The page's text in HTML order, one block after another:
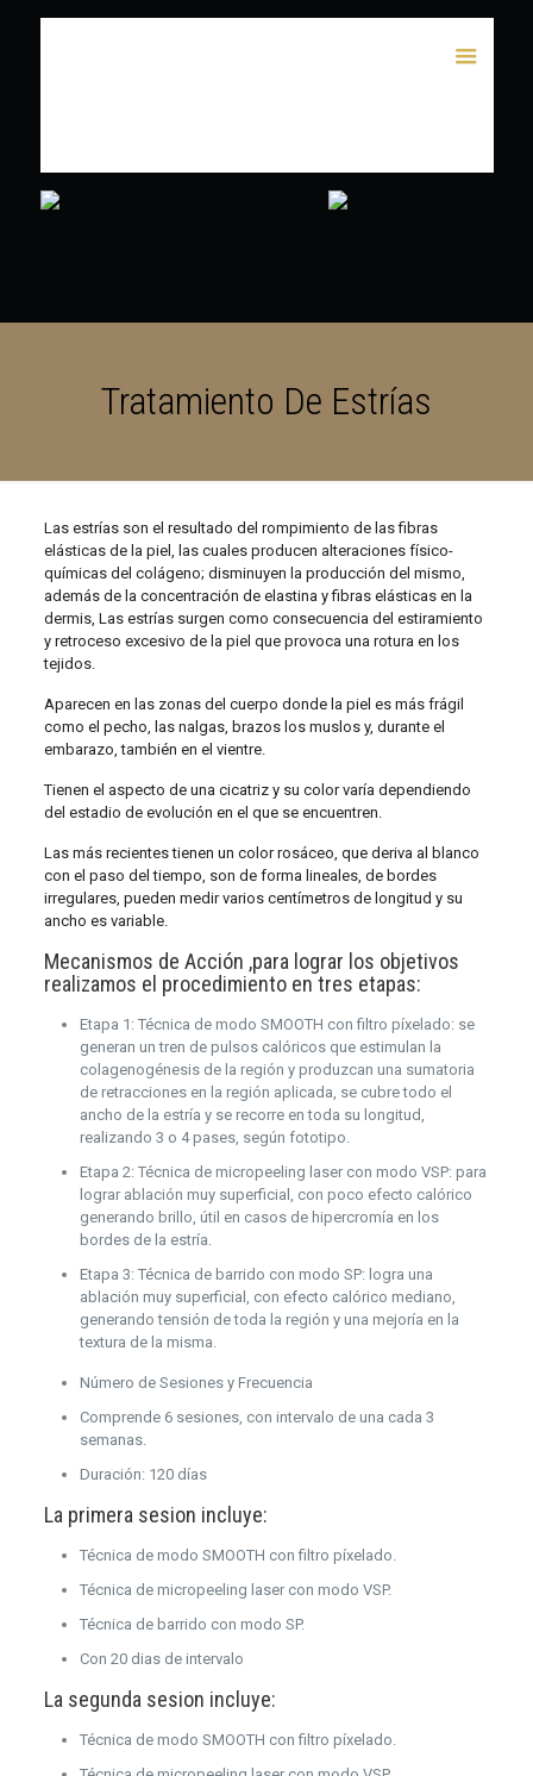
Tratamiento De Estrías
Las estrías son el resultado del rompimiento de las fibras
elásticas de la piel, las cuales producen alteraciones físico-
químicas del colágeno; disminuyen la producción del mismo,
además de la concentración de elastina y fibras elásticas en la
dermis, Las estrías surgen como consecuencia del estiramiento
y retroceso excesivo de la piel que provoca una rotura en los
tejidos.
Aparecen en las zonas del cuerpo donde la piel es más frágil
como el pecho, las nalgas, brazos los muslos y, durante el
embarazo, también en el vientre.
Tienen el aspecto de una cicatriz y su color varía dependiendo
del estadio de evolución en el que se encuentren.
Las más recientes tienen un color rosáceo, que deriva al blanco
con el paso del tiempo, son de forma lineales, de bordes
irregulares, pueden medir varios centímetros de longitud y su
ancho es variable.
Mecanismos de Acción ,para lograr los objetivos
realizamos el procedimiento en tres etapas:
Etapa 1: Técnica de modo SMOOTH con filtro píxelado: se
generan un tren de pulsos calóricos que estimulan la
colagenogénesis de la región y produzcan una sumatoria
de retracciones en la región aplicada, se cubre todo el
ancho de la estría y se recorre en toda su longitud,
realizando 3 o 4 pases, según fototipo.
Etapa 2: Técnica de micropeeling laser con modo VSP: para
lograr ablación muy superficial, con poco efecto calórico
generando brillo, útil en casos de hipercromía en los
bordes de la estría.
Etapa 3: Técnica de barrido con modo SP: logra una
ablación muy superficial, con efecto calórico mediano,
generando tensión de toda la región y una mejoría en la
textura de la misma.
Número de Sesiones y Frecuencia
Comprende 6 sesiones, con intervalo de una cada 3
semanas.
Duración: 120 días
La primera sesion incluye:
Técnica de modo SMOOTH con filtro píxelado.
Técnica de micropeeling laser con modo VSP.
Técnica de barrido con modo SP.
Con 20 dias de intervalo
La segunda sesion incluye:
Técnica de modo SMOOTH con filtro píxelado.